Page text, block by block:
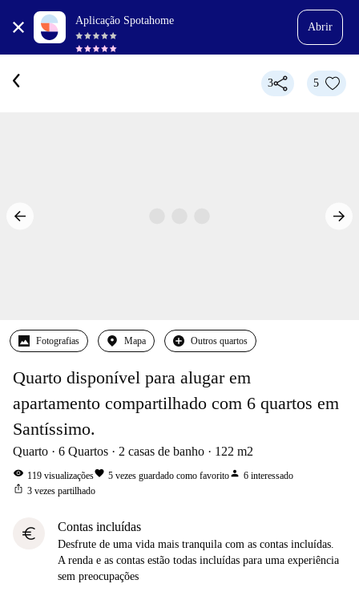
Aplicação Spotahome
Abrir
3 5
Fotografias Mapa Outros quartos
Quarto disponível para alugar em
apartamento compartilhado com 6 quartos em
Santíssimo.
Quarto 6 Quartos 2 casas de banho 122 m2
visibility 119 visualizaçõesfavorite 5 vezes guardado como favoritoperson 6 interessado
ios_share 3 vezes partilhado
euro Contas incluídas
Desfrute de uma vida mais tranquila com as contas incluídas.
A renda e as contas estão todas incluídas para uma experiência
sem preocupações